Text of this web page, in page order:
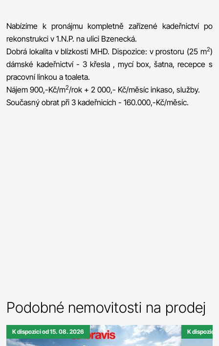
Nabízíme k pronájmu kompletně zařízené kadeřnictví po
rekonstrukci v 1.N.P. na ulici Bzenecká.
Dobrá lokalita v blízkosti MHD. Dispozice: v prostoru (25 m2)
dámské kadeřnictví - 3 křesla , mycí box, šatna, recepce s
pracovní linkou a toaleta.
Nájem 900,-Kč/m2/rok + 2 000,- Kč/měsíc inkaso, služby.
Současný obrat při 3 kadeřnicích - 160.000,-Kč/měsíc.
Podobné nemovitosti na prodej
K dispozici od 15. 08. 2026 K dispozici